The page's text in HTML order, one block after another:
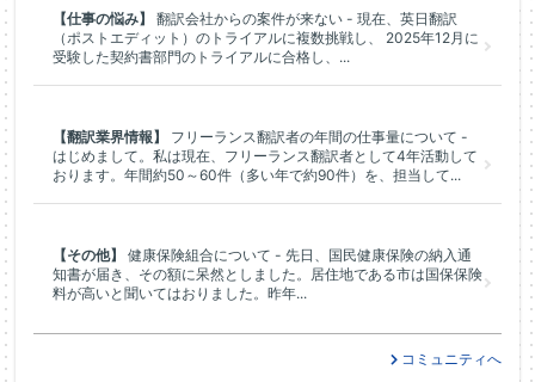
【仕事の悩み】
翻訳会社からの案件が来ない - 現在、英日翻訳
（ポストエディット）のトライアルに複数挑戦し、 2025年12月に
受験した契約書部門のトライアルに合格し、...
【翻訳業界情報】
フリーランス翻訳者の年間の仕事量について -
はじめまして。私は現在、フリーランス翻訳者として4年活動して
おります。年間約50～60件（多い年で約90件）を、担当して...
【その他】
健康保険組合について - 先日、国民健康保険の納入通
知書が届き、その額に呆然としました。居住地である市は国保保険
料が高いと聞いてはおりました。昨年...
コミュニティへ